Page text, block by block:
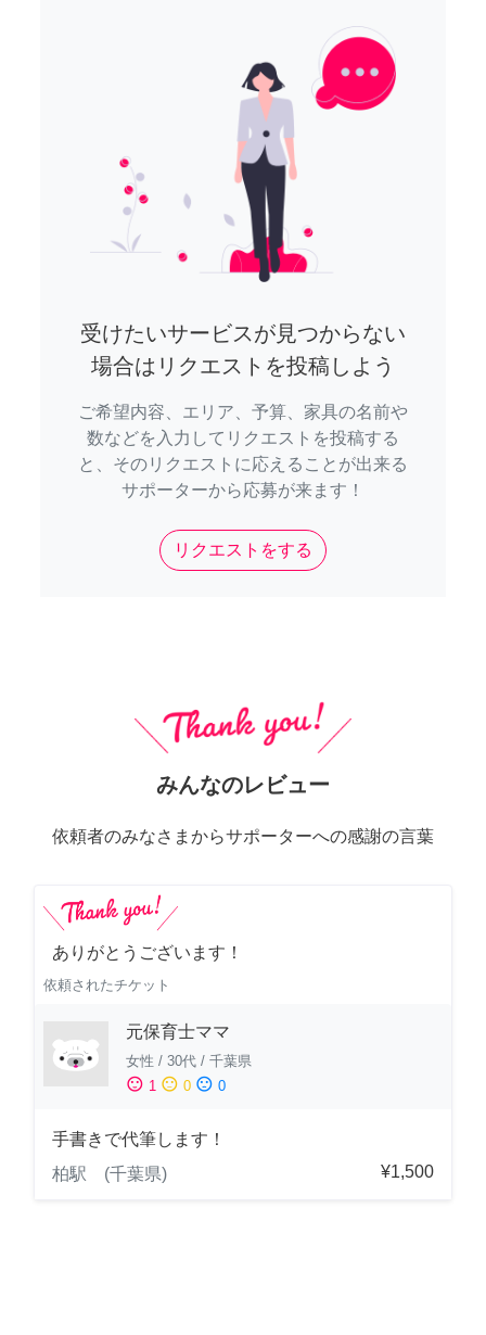
受けたいサービスが見つからない
場合はリクエストを投稿しよう
ご希望内容、エリア、予算、家具の名前や
数などを入力してリクエストを投稿する
と、そのリクエストに応えることが出来る
サポーターから応募が来ます！
リクエストをする
みんなのレビュー
依頼者のみなさまからサポーターへの感謝の言葉
ありがとうございます！
依頼されたチケット
元保育士ママ
女性 / 30代 / 千葉県
sentiment_satisfied 1 sentiment_neutral 0 sentiment_dissatisfied 0
手書きで代筆します！
柏駅 (千葉県)
¥1,500